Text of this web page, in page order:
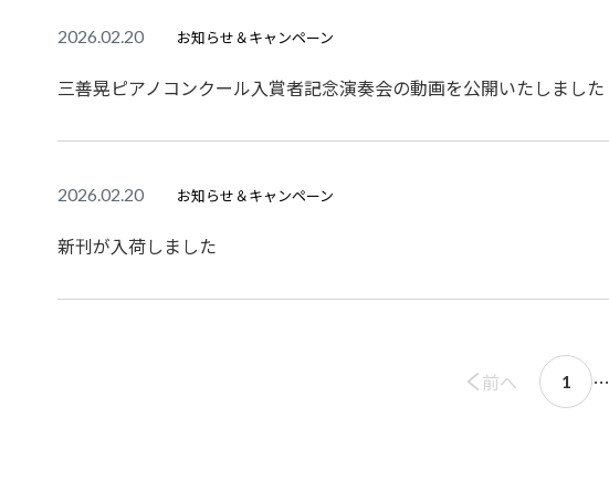
2026.02.20 お知らせ＆キャンペーン
三善晃ピアノコンクール入賞者記念演奏会の動画を公開いたしました
2026.02.20 お知らせ＆キャンペーン
新刊が入荷しました
前へ 1 …